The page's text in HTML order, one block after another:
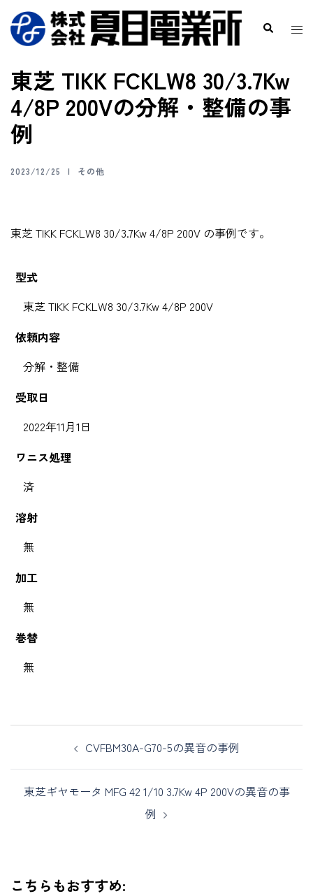
東芝 TIKK FCKLW8 30/3.7Kw
4/8P 200Vの分解・整備の事
例
2023/12/25 その他
東芝 TIKK FCKLW8 30/3.7Kw 4/8P 200V の事例です。
型式
東芝 TIKK FCKLW8 30/3.7Kw 4/8P 200V
依頼内容
分解・整備
受取日
2022年11月1日
ワニス処理
済
溶射
無
加工
無
巻替
無
CVFBM30A-G70-5の異音の事例
東芝ギヤモータ MFG 42 1/10 3.7Kw 4P 200Vの異音の事
例
こちらもおすすめ: